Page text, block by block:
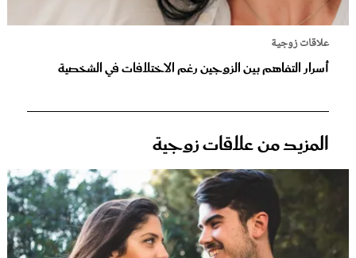
علاقات زوجية
أسرار التفاهم بين الزوجين رغم الاختلافات في الشخصية
المزيد من علاقات زوجية